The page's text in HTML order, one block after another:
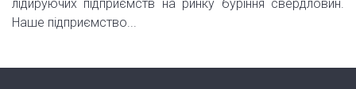
лідируючих підприємств на ринку буріння свердловин.
Наше підприємство...